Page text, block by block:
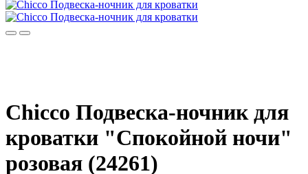
Chicco Подвеска-ночник для
кроватки "Спокойной ночи"
розовая (24261)